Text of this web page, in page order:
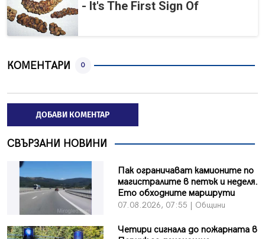
- It's The First Sign Of
КОМЕНТАРИ 0
ДОБАВИ КОМЕНТАР
СВЪРЗАНИ НОВИНИ
Пак ограничават камионите по
магистралите в петък и неделя.
Ето обходните маршрути
07.08.2026, 07:55 | Общини
Четири сигнала до пожарната в